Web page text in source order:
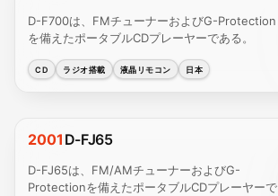
D-F700は、FMチューナーおよびG-Protection
を備えたポータブルCDプレーヤーである。
CD ラジオ搭載 液晶リモコン 日本
2001 D-FJ65
D-FJ65は、FM/AMチューナーおよびG-
Protectionを備えたポータブルCDプレーヤーで